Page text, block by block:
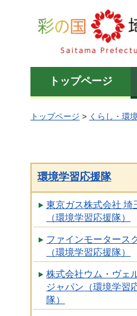
彩の国 埼玉県
トップページ
トップページ > くらし・環境
環境学習応援隊
東京ガス株式会社 埼
（環境学習応援隊）
ファインモータース
（環境学習応援隊）
株式会社ウム・ヴェ
ジャパン（環境学習
隊）